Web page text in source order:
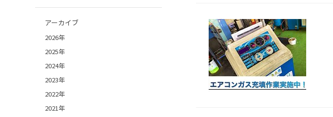
アーカイブ
2026年
2025年
2024年
2023年
2022年
2021年